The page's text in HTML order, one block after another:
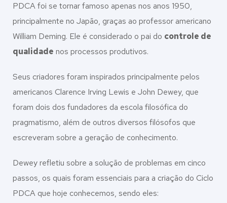
PDCA foi se tornar famoso apenas nos anos 1950,
principalmente no Japão, graças ao professor americano
William Deming. Ele é considerado o pai do controle de
qualidade nos processos produtivos.
Seus criadores foram inspirados principalmente pelos
americanos Clarence Irving Lewis e John Dewey, que
foram dois dos fundadores da escola filosófica do
pragmatismo, além de outros diversos filósofos que
escreveram sobre a geração de conhecimento.
Dewey refletiu sobre a solução de problemas em cinco
passos, os quais foram essenciais para a criação do Ciclo
PDCA que hoje conhecemos, sendo eles: